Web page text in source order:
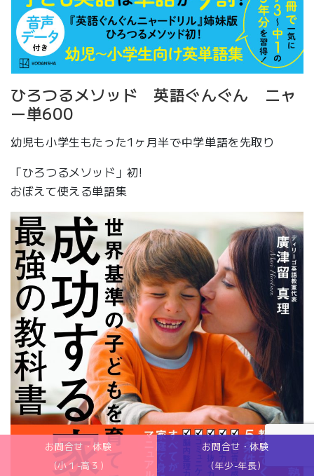
ひろつるメソッド 英語ぐんぐん ニャ
ー単600
幼児も小学生もたった1ヶ月半で中学単語を先取り
「ひろつるメソッド」初!
おぼえて使える単語集
お問合せ・体験
(小１-高３)
お問合せ・体験
(年少-年長)